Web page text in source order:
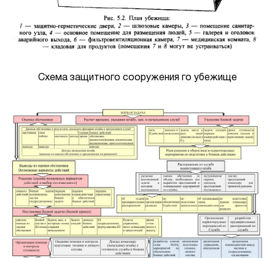
Схема защитного сооружения го убежище